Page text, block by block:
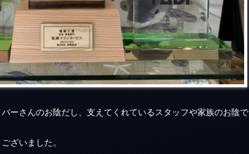
ーさんのお陰だし、支えてくれているスタッフや家族のお陰で
ざいました。